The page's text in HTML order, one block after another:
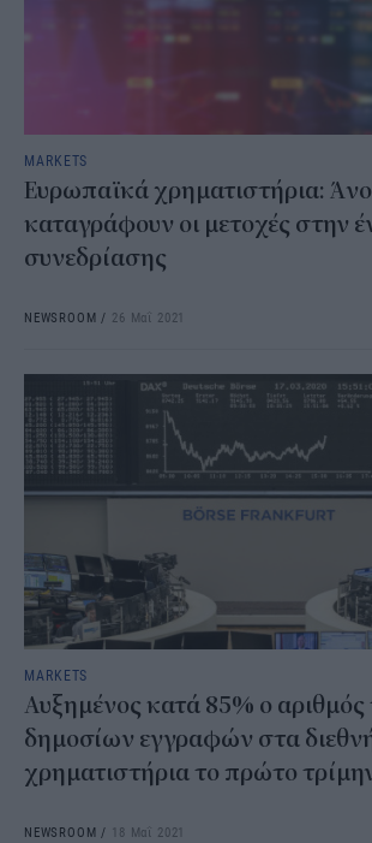
MARKETS
Ευρωπαϊκά χρηματιστήρια:
καταγράφουν οι μετοχές στην
συνεδρίασης
NEWSROOM / 26 Μαΐ 2021
MARKETS
Αυξημένος κατά 85% ο
δημοσίων εγγραφών στα
χρηματιστήρια το πρώτο
NEWSROOM / 18 Μαΐ 2021